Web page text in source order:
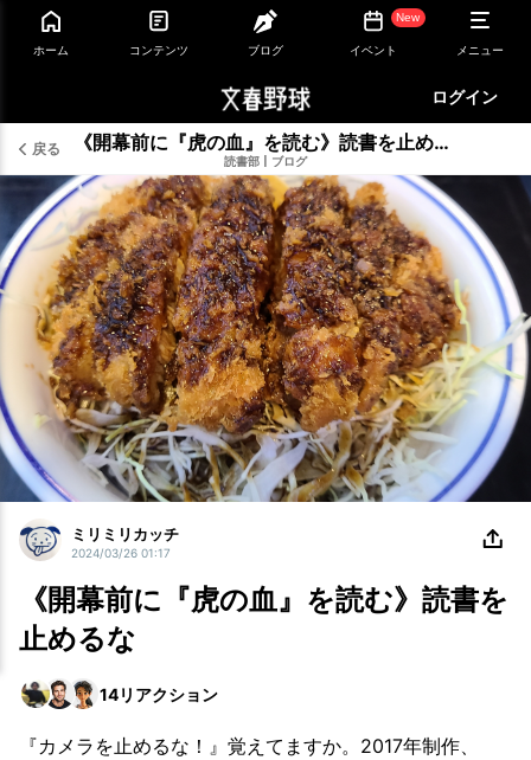
ホーム コンテンツ ブログ
New
イベント メニュー
ログイン
戻る 《開幕前に『虎の血』を読む》読書を止めるな
読書部 ブログ
ミリミリカッチ
2024/03/26 01:17
《開幕前に『虎の血』を読む》読書を
止めるな
14リアクション
『カメラを止めるな！』覚えてますか。2017年制作、